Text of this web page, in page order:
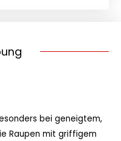
bei geneigtem,
Raupen mit griffigem